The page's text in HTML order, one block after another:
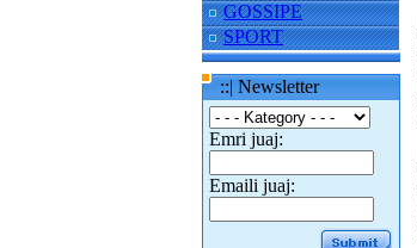
GOSSIPE
SPORT
::| Newsletter
Emri juaj:
Emaili juaj: